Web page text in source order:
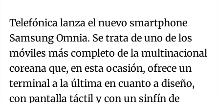
Telefónica lanza el nuevo smartphone
Samsung Omnia. Se trata de uno de los
móviles más completo de la multinacional
coreana que, en esta ocasión, ofrece un
terminal a la última en cuanto a diseño,
con pantalla táctil y con un sinfín de